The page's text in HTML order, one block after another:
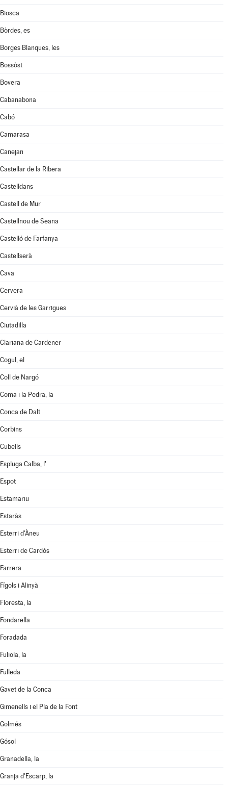
Biosca
Bòrdes, es
Borges Blanques, les
Bossòst
Bovera
Cabanabona
Cabó
Camarasa
Canejan
Castellar de la Ribera
Castelldans
Castell de Mur
Castellnou de Seana
Castelló de Farfanya
Castellserà
Cava
Cervera
Cervià de les Garrigues
Ciutadilla
Clariana de Cardener
Cogul, el
Coll de Nargó
Coma i la Pedra, la
Conca de Dalt
Corbins
Cubells
Espluga Calba, l'
Espot
Estamariu
Estaràs
Esterri d'Àneu
Esterri de Cardós
Farrera
Fígols i Alinyà
Floresta, la
Fondarella
Foradada
Fuliola, la
Fulleda
Gavet de la Conca
Gimenells i el Pla de la Font
Golmés
Gósol
Granadella, la
Granja d'Escarp, la